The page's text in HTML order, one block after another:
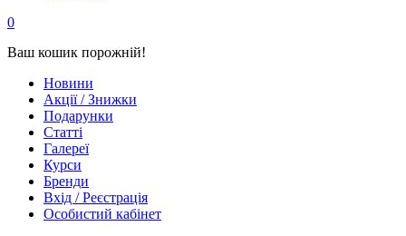
0
Ваш кошик порожній!
Новини
Акції / Знижки
Подарунки
Статті
Галереї
Курси
Бренди
Вхід / Реєстрація
Особистий кабінет